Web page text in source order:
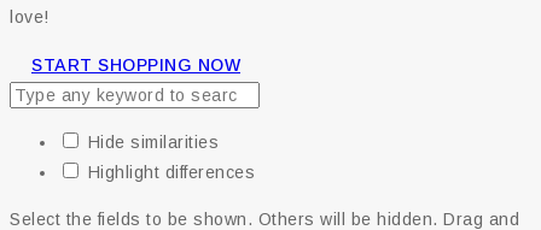
love!
START SHOPPING NOW
Hide similarities
Highlight differences
Select the fields to be shown. Others will be hidden. Drag and